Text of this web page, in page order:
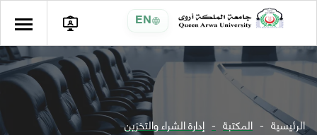
EN
الرئيسية المكتبة إدارة الشراء والتخزين